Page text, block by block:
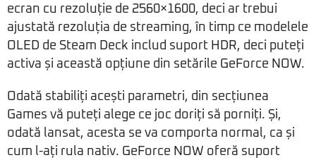
ecran cu rezoluție de 2560×1600, deci ar trebui
ajustată rezoluția de streaming, în timp ce modelele
OLED de Steam Deck includ suport HDR, deci puteți
activa și această opțiune din setările GeForce NOW.
Odată stabiliți acești parametri, din secțiunea
Games vă puteți alege ce joc doriți să porniți. Și,
odată lansat, acesta se va comporta normal, ca și
cum l-ați rula nativ. GeForce NOW oferă suport